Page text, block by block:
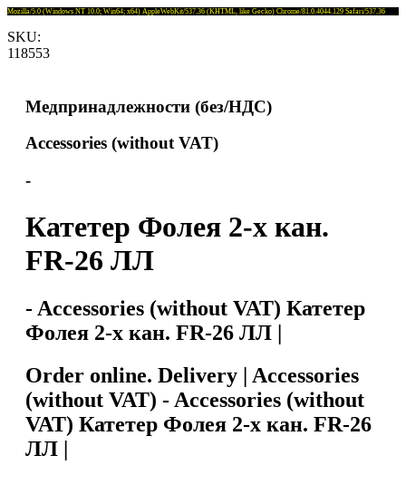
Mozilla/5.0 (Windows NT 10.0; Win64; x64) AppleWebKit/537.36 (KHTML, like Gecko) Chrome/81.0.4044.129 Safari/537.36
SKU:
118553
Медпринадлежности (без/НДС)
Accessories (without VAT)
-
Катетер Фолея 2-х кан.
FR-26 ЛЛ
- Accessories (without VAT) Катетер
Фолея 2-х кан. FR-26 ЛЛ |
Order online. Delivery | Accessories
(without VAT) - Accessories (without
VAT) Катетер Фолея 2-х кан. FR-26
ЛЛ |